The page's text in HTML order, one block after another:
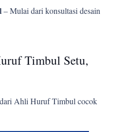
– Mulai dari konsultasi desain
Timbul Setu,
Ahli Huruf Timbul cocok